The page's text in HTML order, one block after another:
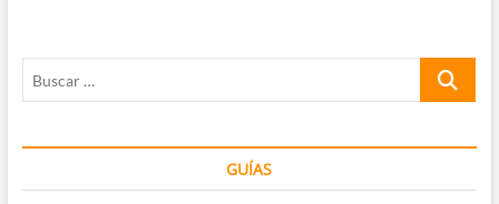
Buscar
GUÍAS